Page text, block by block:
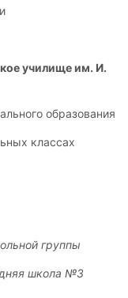
училище им. И.
образования
классах
группы
школа №3